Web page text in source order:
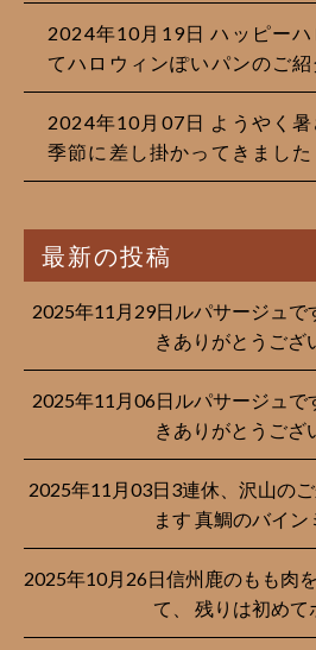
2024年10月19日 ハッピーハ
てハロウィンぽいパンのご紹
2024年10月07日 ようやく
季節に差し掛かってきまし
最新の投稿
2025年11月29日ルパサージュで
きありがとうござ
2025年11月06日ルパサージュで
きありがとうござ
2025年11月03日3連休、沢山の
ます 真鯛のバイ
2025年10月26日信州鹿のもも肉
て、 残りは初め